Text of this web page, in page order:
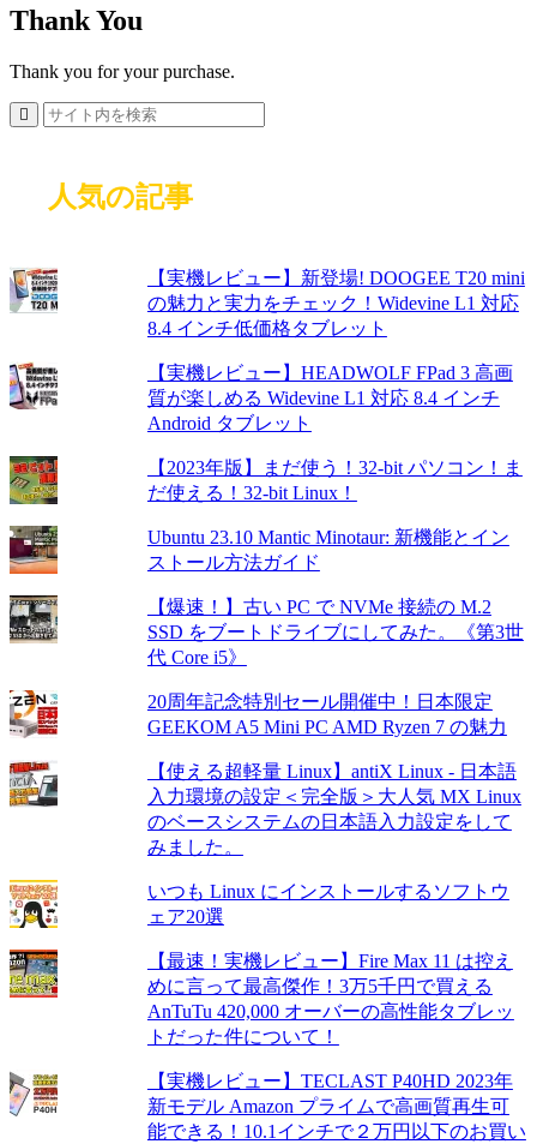
Thank You
Thank you for your purchase.
人気の記事
【実機レビュー】新登場! DOOGEE T20 mini
の魅力と実力をチェック！Widevine L1 対応
8.4 インチ低価格タブレット
【実機レビュー】HEADWOLF FPad 3 高画
質が楽しめる Widevine L1 対応 8.4 インチ
Android タブレット
【2023年版】まだ使う！32-bit パソコン！ま
だ使える！32-bit Linux！
Ubuntu 23.10 Mantic Minotaur: 新機能とイン
ストール方法ガイド
【爆速！】古い PC で NVMe 接続の M.2
SSD をブートドライブにしてみた。《第3世
代 Core i5》
20周年記念特別セール開催中！日本限定
GEEKOM A5 Mini PC AMD Ryzen 7 の魅力
【使える超軽量 Linux】antiX Linux - 日本語
入力環境の設定＜完全版＞大人気 MX Linux
のベースシステムの日本語入力設定をして
みました。
いつも Linux にインストールするソフトウ
ェア20選
【最速！実機レビュー】Fire Max 11 は控え
めに言って最高傑作！3万5千円で買える
AnTuTu 420,000 オーバーの高性能タブレッ
トだった件について！
【実機レビュー】TECLAST P40HD 2023年
新モデル Amazon プライムで高画質再生可
能できる！10.1インチで２万円以下のお買い